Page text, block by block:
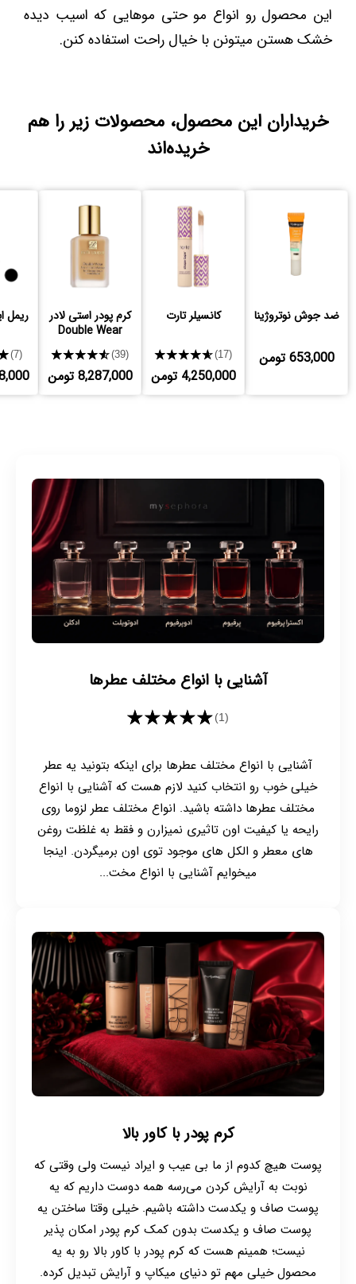
این محصول رو انواع مو حتی موهایی که اسیب دیده
خشک هستن میتونن با خیال راحت استفاده کنن.
خریداران این محصول، محصولات زیر را هم
خریده‌اند
ضد جوش نوتروژینا
653,000 تومن
کانسیلر تارت
★★★★★(17)
4,250,000 تومن
کرم پودر استی لادر
Double Wear
★★★★★(39)
8,287,000 تومن
ریمل
(7)
آشنایی با انواع مختلف عطرها
★★★★★(1)
آشنایی با انواع مختلف عطرها برای اینکه بتونید یه عطر
خیلی خوب رو انتخاب کنید لازم هست که آشنایی با انواع
مختلف عطرها داشته باشید. انواع مختلف عطر لزوما روی
رایحه یا کیفیت اون تاثیری نمیزارن و فقط به غلظت روغن
های معطر و الکل های موجود توی اون برمیگردن. اینجا
میخوایم آشنایی با انواع مخت...
کرم پودر با کاور بالا
پوست هیچ کدوم از ما بی عیب و ایراد نیست ولی وقتی که
نوبت به آرایش کردن می‌رسه همه دوست داریم که یه
پوست صاف و یکدست داشته باشیم. خیلی وقتا ساختن یه
پوست صاف و یکدست بدون کمک کرم پودر امکان پذیر
نیست؛ همینم هست که کرم پودر با کاور بالا رو به یه
محصول خیلی مهم تو دنیای میکاپ و آرایش تبدیل کرده.